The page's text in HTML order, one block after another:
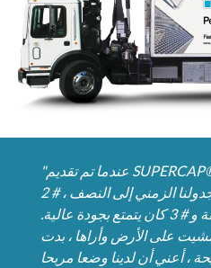
"عندما تم تقديم SUPERCAP® لي ، كان الأمر لا يحتاج
إلى تفكير ، لأنه # 1 خفض جدولنا الزمني إلى النصف ، # 2
كان فعالا من حيث التكلفة و # 3 كان يتمتع بجودة عالية.
على الأرض وأراها ، بدت
، أعني أن لدينا وضعا مربحا